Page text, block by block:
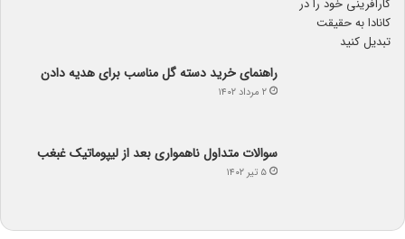
راهنمای خرید دسته گل مناسب برای هدیه دادن
۲ مرداد ۱۴۰۲
سوالات متداول ناهمواری بعد از لیپوماتیک غبغب
۵ تیر ۱۴۰۲